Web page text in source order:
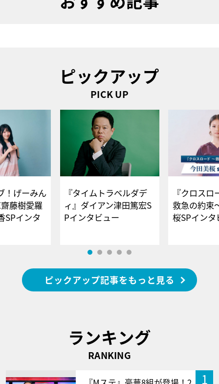
ピックアップ
PICK UP
！げーみん
藤樹愛羅
SPインタ
『タイムトラベルダデ
ィ』ダイアン津田篤宏S
Pインタビュー
『クロス
救急の約束
桜SPイ
ピックアップ記事をもっと見る
ランキング
RANKING
1